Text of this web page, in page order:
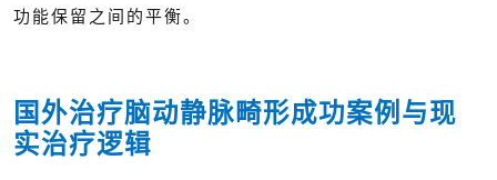
功能保留之间的平衡。
国外治疗脑动静脉畸形成功案例与现
实治疗逻辑